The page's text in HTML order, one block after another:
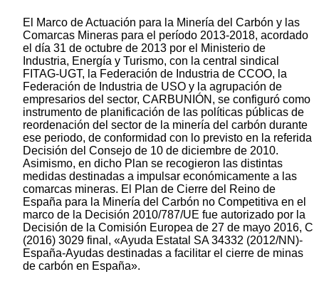
El Marco de Actuación para la Minería del Carbón y las
Comarcas Mineras para el período 2013-2018, acordado
el día 31 de octubre de 2013 por el Ministerio de
Industria, Energía y Turismo, con la central sindical
FITAG-UGT, la Federación de Industria de CCOO, la
Federación de Industria de USO y la agrupación de
empresarios del sector, CARBUNIÓN, se configuró como
instrumento de planificación de las políticas públicas de
reordenación del sector de la minería del carbón durante
ese periodo, de conformidad con lo previsto en la referida
Decisión del Consejo de 10 de diciembre de 2010.
Asimismo, en dicho Plan se recogieron las distintas
medidas destinadas a impulsar económicamente a las
comarcas mineras. El Plan de Cierre del Reino de
España para la Minería del Carbón no Competitiva en el
marco de la Decisión 2010/787/UE fue autorizado por la
Decisión de la Comisión Europea de 27 de mayo 2016, C
(2016) 3029 final, «Ayuda Estatal SA 34332 (2012/NN)-
España-Ayudas destinadas a facilitar el cierre de minas
de carbón en España».